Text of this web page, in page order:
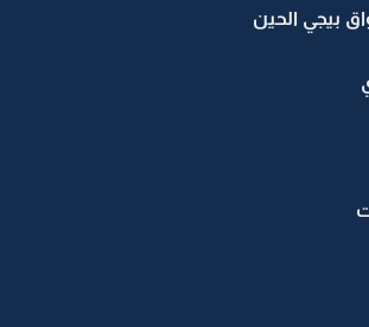
بيجي الحين